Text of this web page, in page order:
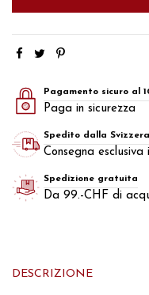
Pagamento sicuro al
Paga in sicurezza
Spedito dalla Svizzera
Consegna
Spedizione gratuita
Da 99.-CHF di
DESCRIZIONE